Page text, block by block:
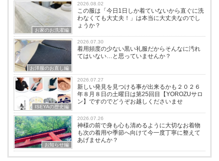
お家のお洗濯編
2026.08.02
この服は「今日1日しか着ていないから直ぐに洗
わなくても大丈夫！」は本当に大丈夫なのでし
ょうか？
お洋服のお直し編
2026.07.30
着用頻度の少ない黒い礼服だからそんなに汚れ
てはいない…と思っていませんか？
ISEYAの歴史編
2026.07.27
新しい発見を見つける事が出来るかも２０２６
年８月８日の土曜日は第25回目【YOROZUサロ
ン】ですのでどうぞお越しくださいませ
お知らせ編
2026.07.26
神様の前で身も心も清めるように大切なお着物
も次の着用や季節へ向けて今一度丁寧に整えて
あげませんか？